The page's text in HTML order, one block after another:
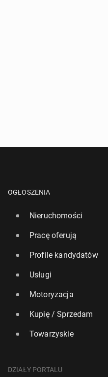
OGŁOSZENIA
Nieruchomości
Pracę oferują
Profile kandydatów
Usługi
Motoryzacja
Kupię / Sprzedam
Towarzyskie
DZIAŁY PORTALU